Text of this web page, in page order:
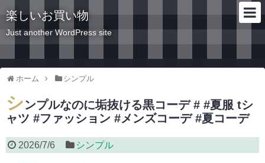
楽しいお買い物
Just another WordPress site
ホーム シンプル
シンプルなのに垢抜ける黒コーデ # #夏服 tシ
ャツ #ファッション #メンズコーデ #夏コーデ
2026/7/6 シンプル